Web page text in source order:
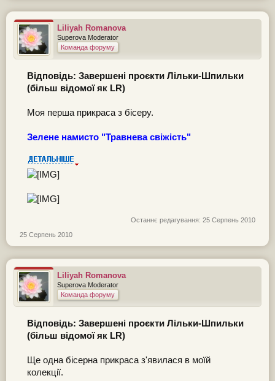
Liliyah Romanova
Superova Moderator
Команда форуму
Відповідь: Завершені проєкти Лільки-Шпильки
(більш відомої як LR)
Моя перша прикраса з бісеру.
Зелене намисто "Травнева свіжість"
Останнє редагування: 25 Серпень 2010
25 Серпень 2010
Liliyah Romanova
Superova Moderator
Команда форуму
Відповідь: Завершені проєкти Лільки-Шпильки
(більш відомої як LR)
Ще одна бісерна прикраса з'явилася в моїй
колекції.